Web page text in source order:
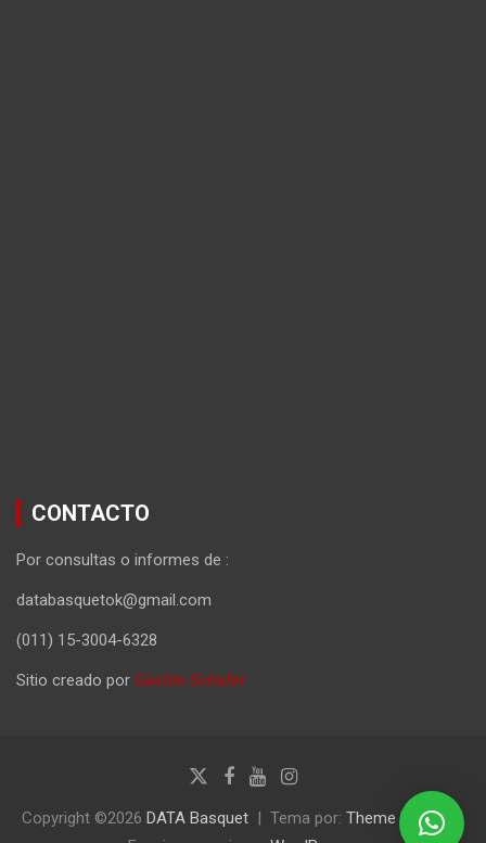
CONTACTO
Por consultas o informes de :
databasquetok@gmail.com
(011) 15-3004-6328
Sitio creado por Gastón Schafer
Copyright ©2026 DATA Basquet Tema por: Theme Horse